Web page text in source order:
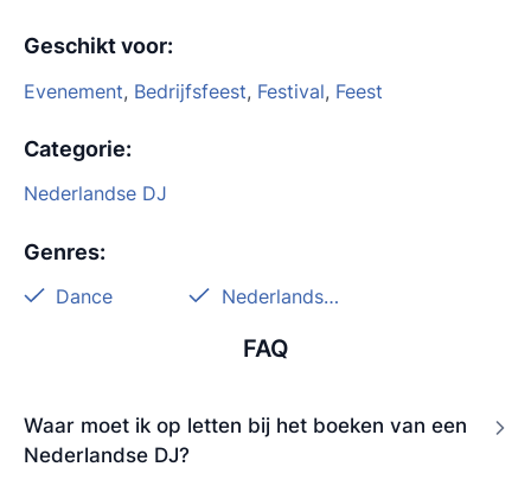
Geschikt voor:
Evenement, Bedrijfsfeest, Festival, Feest
Categorie:
Nederlandse DJ
Genres:
Dance Nederlandstalig
FAQ
Waar moet ik op letten bij het boeken van een
Nederlandse DJ?